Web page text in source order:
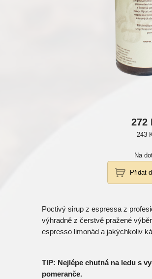
272
243
Na
Poctivý sirup z espressa z
výhradně z čerstvě pražené
espresso limonád a jakýchkoliv
TIP: Nejlépe chutná na ledu s
pomeranče.